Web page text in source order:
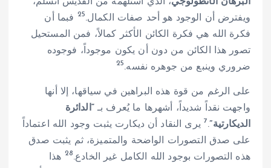
ويفترض أن الوجود هو أحد صفات الكمال.25 فبما أن
فكرة الله هي فكرة الكائن الأكثر كمالاً، فمن المستحيل
تصور هذا الكائن من دون أن يكون موجوداً، فوجوده
ضروري وينبع من جوهره نفسه.25
على الرغم من قوة هذه البراهين في سياقها، إلا أنها
واجهت نقداً شديداً، أشهرها ما يُعرف بـ“الدائرة
الديكارتية”.
7يرى النقاد أن ديكارت يثبت وجود الله اعتماداً
على صدق التصورات الواضحة والمتميزة، ثم يثبت صدق
هذه التصورات بوجود الله الكامل غير الخادع.28 هذا